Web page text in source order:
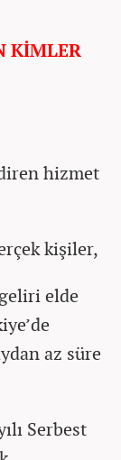
KİMLER
hizmet
kişiler,
elde
az süre
Serbest